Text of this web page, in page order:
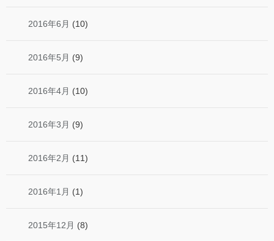
2016年6月 (10)
2016年5月 (9)
2016年4月 (10)
2016年3月 (9)
2016年2月 (11)
2016年1月 (1)
2015年12月 (8)